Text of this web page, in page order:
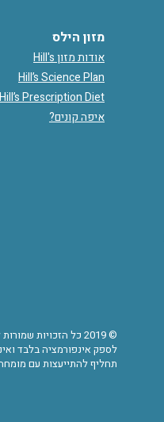
מזון הילס
אודות מזון Hill's
Hill’s Science Plan
Hill’s Prescription Diet
איפה קונים?
© 2019 כל הזכויות
לספק אינפורמציה בלבד
תחליף להתייעצות עם